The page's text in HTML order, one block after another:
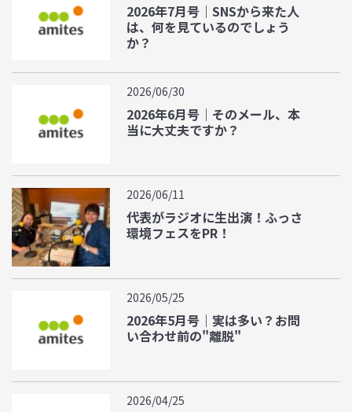
2026年7月号｜SNSから来た人
は、何を見ているのでしょう
か？
2026/06/30
2026年6月号｜そのメール、本
当に大丈夫ですか？
2026/06/11
代表がラジオに生出演！ふっさ
環境フェスをPR！
2026/05/25
2026年5月号｜実は多い？お問
い合わせ前の"離脱"
2026/04/25